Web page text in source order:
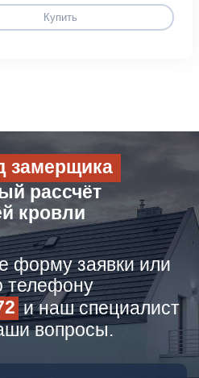
Купить
замерщика
рассчёт
кровли
форму заявки или
телефону
и наш специалист
вопросы.